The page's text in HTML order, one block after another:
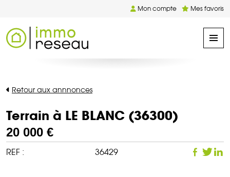
Mon compte Mes favoris
Retour aux annnonces
Terrain à LE BLANC (36300)
20 000 €
REF : 36429